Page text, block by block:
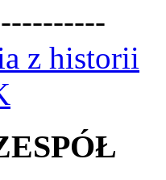
z historii